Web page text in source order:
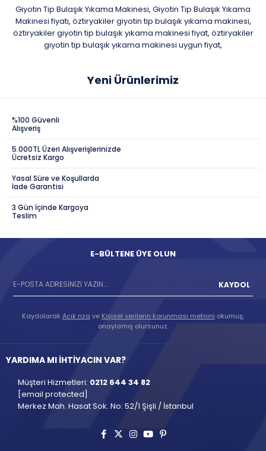
Giyotin Tip Bulaşık Yıkama Makinesi, Giyotin Tip Bulaşık Yıkama
Makinesi fiyatı, öztiryakiler giyotin tip bulaşık yıkama makinesi,
öztiryakiler giyotin tip bulaşık yıkama makinesi fiyat, öztiryakiler
giyotin tip bulaşık yıkama makinesi uygun fiyat,
Yeni Ürünlerimiz
%100 Güvenli
Alışveriş
5.000TL Üzeri Alışverişlerinizde
Ücretsiz Kargo
Yasal Süre ve Koşullarda
İade Garantisi
3 Gün İçinde Kargoya
Teslim
E-BÜLTENE ÜYE OLUN
KAYDOL
KaydolarakAçık rıza ve Kişisel verilerin korunması metnini okumuş,
onaylamış olursunuz.
YARDIMA MI İHTİYACIN VAR?
Müşteri Hizmetleri: 0212 644 34 82
[email protected]
Merkez Mah. Hasat Sok. No: 52/1 Şişli / İstanbul